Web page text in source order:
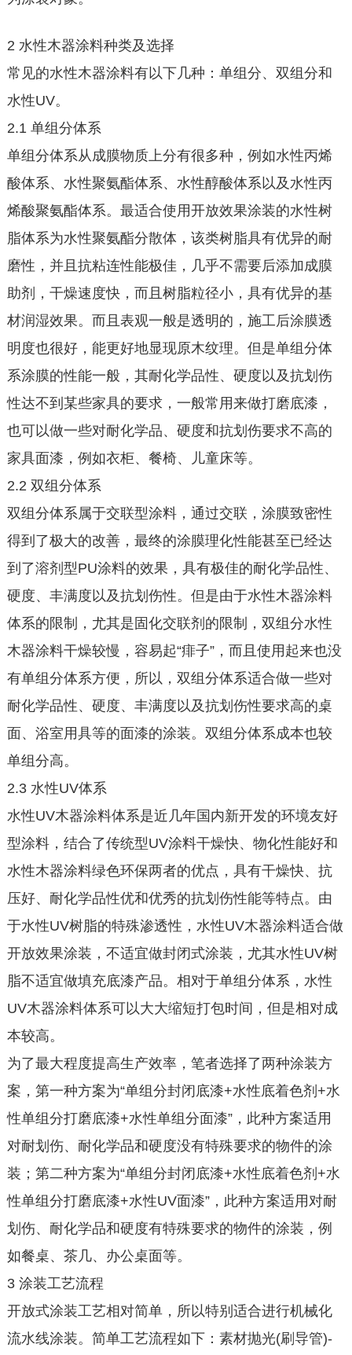
2 水性木器涂料种类及选择
常见的水性木器涂料有以下几种：单组分、双组分和
水性UV。
2.1 单组分体系
单组分体系从成膜物质上分有很多种，例如水性丙烯
酸体系、水性聚氨酯体系、水性醇酸体系以及水性丙
烯酸聚氨酯体系。最适合使用开放效果涂装的水性树
脂体系为水性聚氨酯分散体，该类树脂具有优异的耐
磨性，并且抗粘连性能极佳，几乎不需要后添加成膜
助剂，干燥速度快，而且树脂粒径小，具有优异的基
材润湿效果。而且表观一般是透明的，施工后涂膜透
明度也很好，能更好地显现原木纹理。但是单组分体
系涂膜的性能一般，其耐化学品性、硬度以及抗划伤
性达不到某些家具的要求，一般常用来做打磨底漆，
也可以做一些对耐化学品、硬度和抗划伤要求不高的
家具面漆，例如衣柜、餐椅、儿童床等。
2.2 双组分体系
双组分体系属于交联型涂料，通过交联，涂膜致密性
得到了极大的改善，最终的涂膜理化性能甚至已经达
到了溶剂型PU涂料的效果，具有极佳的耐化学品性、
硬度、丰满度以及抗划伤性。但是由于水性木器涂料
体系的限制，尤其是固化交联剂的限制，双组分水性
木器涂料干燥较慢，容易起“痱子”，而且使用起来也没
有单组分体系方便，所以，双组分体系适合做一些对
耐化学品性、硬度、丰满度以及抗划伤性要求高的桌
面、浴室用具等的面漆的涂装。双组分体系成本也较
单组分高。
2.3 水性UV体系
水性UV木器涂料体系是近几年国内新开发的环境友好
型涂料，结合了传统型UV涂料干燥快、物化性能好和
水性木器涂料绿色环保两者的优点，具有干燥快、抗
压好、耐化学品性优和优秀的抗划伤性能等特点。由
于水性UV树脂的特殊渗透性，水性UV木器涂料适合做
开放效果涂装，不适宜做封闭式涂装，尤其水性UV树
脂不适宜做填充底漆产品。相对于单组分体系，水性
UV木器涂料体系可以大大缩短打包时间，但是相对成
本较高。
为了最大程度提高生产效率，笔者选择了两种涂装方
案，第一种方案为“单组分封闭底漆+水性底着色剂+水
性单组分打磨底漆+水性单组分面漆”，此种方案适用
对耐划伤、耐化学品和硬度没有特殊要求的物件的涂
装；第二种方案为“单组分封闭底漆+水性底着色剂+水
性单组分打磨底漆+水性UV面漆”，此种方案适用对耐
划伤、耐化学品和硬度有特殊要求的物件的涂装，例
如餐桌、茶几、办公桌面等。
3 涂装工艺流程
开放式涂装工艺相对简单，所以特别适合进行机械化
流水线涂装。简单工艺流程如下：素材抛光(刷导管)-